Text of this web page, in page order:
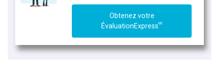
Obtenez votre
ÉvaluationExpressMC